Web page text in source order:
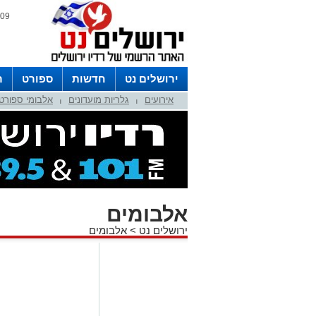
09 אוגוסט 2026 / 15:44
ירושלים נט חדשות ספורט
לפרסום ברדיו צרו קשר
לוח אירועים גלריות מועדונים אלבומי ספורט
אלבומים
ירושלים נט > אלבומים